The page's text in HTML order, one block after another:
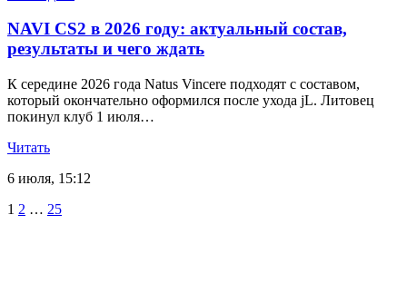
NAVI CS2 в 2026 году: актуальный состав,
результаты и чего ждать
К середине 2026 года Natus Vincere подходят с составом,
который окончательно оформился после ухода jL. Литовец
покинул клуб 1 июля…
Читать
6 июля, 15:12
Пагинация
1 2 … 25